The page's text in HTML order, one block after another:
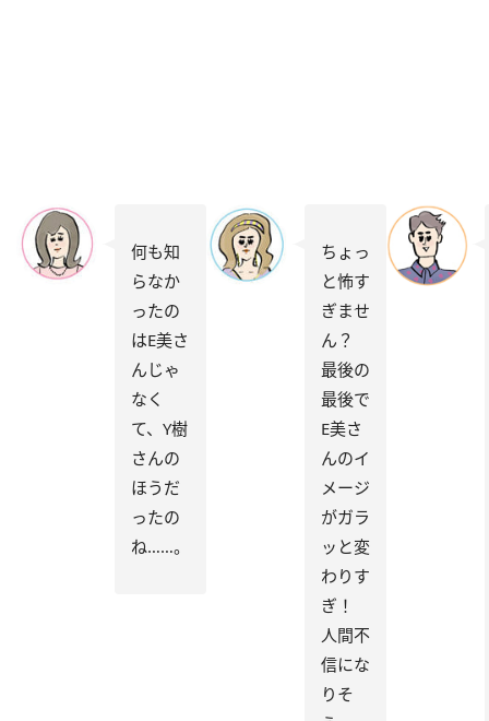
何も知
らなか
ったの
はE美さ
んじゃ
なく
て、Y樹
さんの
ほうだ
ったの
ね……。
ちょっ
と怖す
ぎませ
ん？
最後の
最後で
E美さ
んのイ
メージ
がガラ
ッと変
わりす
ぎ！
人間不
信にな
りそ